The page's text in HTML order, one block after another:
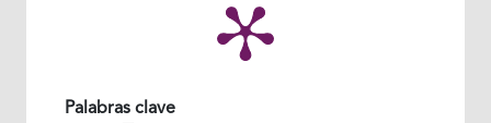
Palabras clave